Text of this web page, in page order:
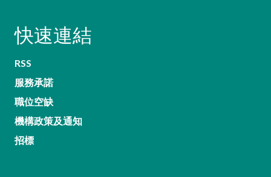
快速連結
RSS
服務承諾
職位空缺
機構政策及通知
招標